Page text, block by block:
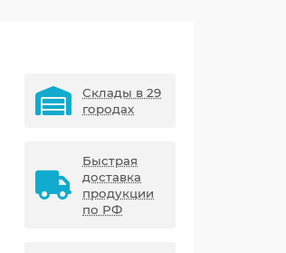
Склады в 29
городах
Быстрая
доставка
продукции
по РФ